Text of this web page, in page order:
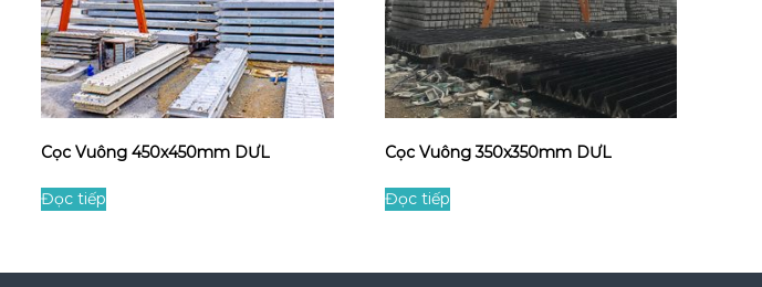
Cọc Vuông 450x450mm DƯL
Đọc tiếp
Cọc Vuông 350x350mm DƯL
Đọc tiếp